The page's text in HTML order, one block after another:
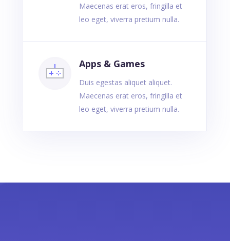
Maecenas erat eros, fringilla et
leo eget, viverra pretium nulla.
Apps & Games
Duis egestas aliquet aliquet.
Maecenas erat eros, fringilla et
leo eget, viverra pretium nulla.